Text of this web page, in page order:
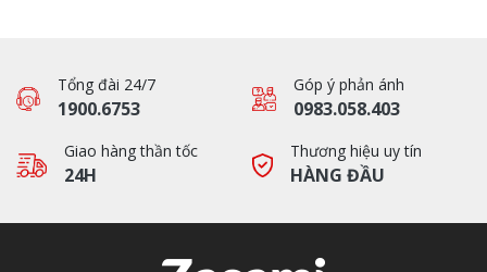
Tổng đài 24/7
1900.6753
Góp ý phản ánh
0983.058.403
Giao hàng thần tốc
24H
Thương hiệu uy tín
HÀNG ĐẦU